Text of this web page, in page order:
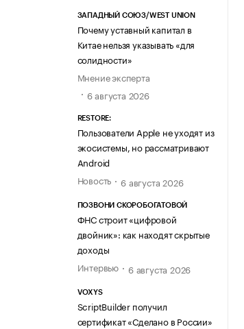
ЗАПАДНЫЙ СОЮЗ/WEST UNION
Почему уставный капитал в
Китае нельзя указывать «для
солидности»
Мнение эксперта
6 августа 2026
RESTORE:
Пользователи Apple не уходят из
экосистемы, но рассматривают
Android
Новость
6 августа 2026
ПОЗВОНИ СКОРОБОГАТОВОЙ
ФНС строит «цифровой
двойник»: как находят скрытые
доходы
Интервью
6 августа 2026
VOXYS
ScriptBuilder получил
сертификат «Сделано в России»